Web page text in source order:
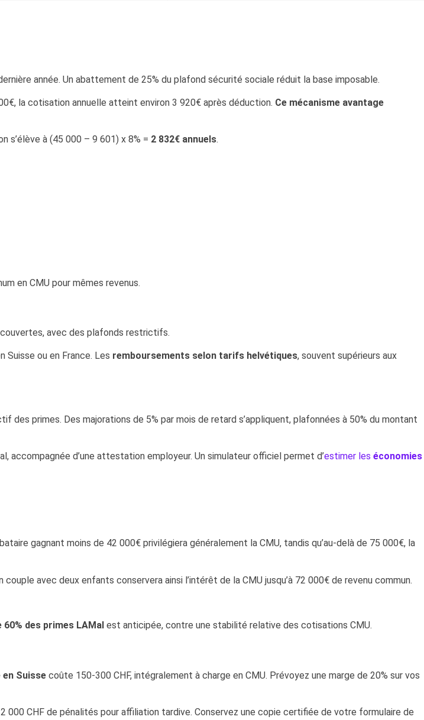
année. Un abattement de 25% du plafond sécurité sociale réduit la base imposable.
la cotisation annuelle atteint environ 3 920€ après déduction. Ce mécanisme avantage
s’élève à (45 000 – 9 601) x 8% = 2 832€ annuels.
en CMU pour mêmes revenus.
avec des plafonds restrictifs.
Suisse ou en France. Les remboursements selon tarifs helvétiques, souvent supérieurs aux
des primes. Des majorations de 5% par mois de retard s’appliquent, plafonnées à 50% du montant
accompagnée d’une attestation employeur. Un simulateur officiel permet d’estimer les économies
gagnant moins de 42 000€ privilégiera généralement la CMU, tandis qu’au-delà de 75 000€, la
couple avec deux enfants conservera ainsi l’intérêt de la CMU jusqu’à 72 000€ de revenu commun.
60% des primes LAMal est anticipée, contre une stabilité relative des cotisations CMU.
Suisse coûte 150-300 CHF, intégralement à charge en CMU. Prévoyez une marge de 20% sur vos
000 CHF de pénalités pour affiliation tardive. Conservez une copie certifiée de votre formulaire de